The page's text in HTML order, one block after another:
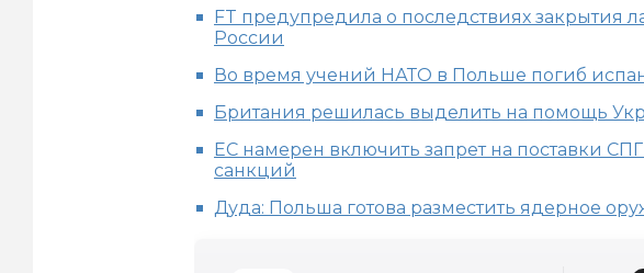
FT предупредила о последствиях закрытия
России
Во время учений НАТО в Польше погиб
Британия решилась выделить на помощь
ЕС намерен включить запрет на поставки
санкций
Дуда: Польша готова разместить ядерное